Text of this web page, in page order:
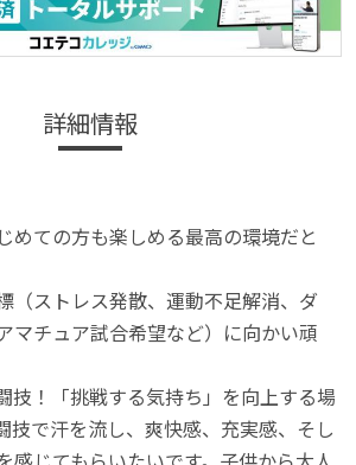
詳細情報
めての方も楽しめる最高の環境だと
（ストレス発散、運動不足解消、ダ
マチュア試合希望など）に向かい頑
技！「挑戦する気持ち」を向上する場
技で汗を流し、爽快感、充実感、そし